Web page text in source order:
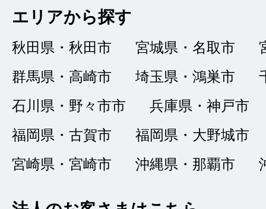
品質：
希望に近い車を紹
大変満足しています
エリアから探す
秋田県・秋田市 宮城県・名取市
群馬県・高崎市
埼玉県・鴻巣市
石川県・野々市市
兵庫県・神戸市
福岡県・古賀市
福岡県・大野城市
宮崎県・宮崎市
沖縄県・那覇市